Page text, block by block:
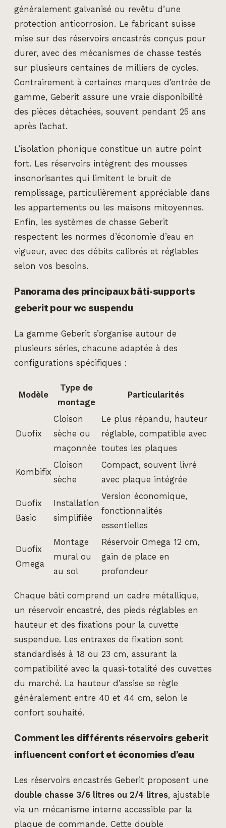
généralement galvanisé ou revêtu d’une
protection anticorrosion. Le fabricant suisse
mise sur des réservoirs encastrés conçus pour
durer, avec des mécanismes de chasse testés
sur plusieurs centaines de milliers de cycles.
Contrairement à certaines marques d’entrée de
gamme, Geberit assure une vraie disponibilité
des pièces détachées, souvent pendant 25 ans
après l’achat.
L’isolation phonique constitue un autre point
fort. Les réservoirs intègrent des mousses
insonorisantes qui limitent le bruit de
remplissage, particulièrement appréciable dans
les appartements ou les maisons mitoyennes.
Enfin, les systèmes de chasse Geberit
respectent les normes d’économie d’eau en
vigueur, avec des débits calibrés et réglables
selon vos besoins.
Panorama des principaux bâti-supports
geberit pour wc suspendu
La gamme Geberit s’organise autour de
plusieurs séries, chacune adaptée à des
configurations spécifiques :
Modèle
Type de
montage
Particularités
Duofix
Cloison
sèche ou
maçonnée
Le plus répandu, hauteur
réglable, compatible avec
toutes les plaques
Kombifix
Cloison
sèche
Compact, souvent livré
avec plaque intégrée
Duofix
Basic
Installation
simplifiée
Version économique,
fonctionnalités
essentielles
Duofix
Omega
Montage
mural ou
au sol
Réservoir Omega 12 cm,
gain de place en
profondeur
Chaque bâti comprend un cadre métallique,
un réservoir encastré, des pieds réglables en
hauteur et des fixations pour la cuvette
suspendue. Les entraxes de fixation sont
standardisés à 18 ou 23 cm, assurant la
compatibilité avec la quasi-totalité des cuvettes
du marché. La hauteur d’assise se règle
généralement entre 40 et 44 cm, selon le
confort souhaité.
Comment les différents réservoirs geberit
influencent confort et économies d’eau
Les réservoirs encastrés Geberit proposent une
double chasse 3/6 litres ou 2/4 litres, ajustable
via un mécanisme interne accessible par la
plaque de commande. Cette double